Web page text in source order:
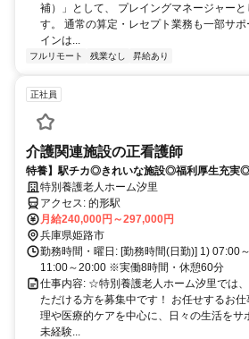
補）」として、 プレイングマネージャー
す。 通常の算定・レセプト業務も一部サ
インは...
フルリモート 残業なし 昇給あり
正社員
介護関連施設の正看護師
特養】駅チカ◎きれいな施設◎福利厚生充実
人ホーム汐里にて正看護師さん募集中！
特別養護老人ホーム汐里
アクセス: 的形駅
月給240,000円～297,000円
兵庫県姫路市
勤務時間・曜日: [勤務時間(日勤)] 1) 07:00
11:00～20:00 ※実働8時間・休憩60分
仕事内容: ☆特別養護老人ホーム汐里では
ただける方を募集中です！ お任せするお
理や医療的ケアを中心に、日々の生活を
未経験...